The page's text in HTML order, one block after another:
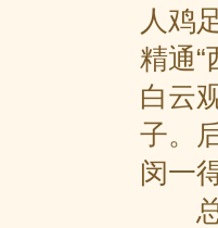
人鸡
精通
白云
子。
闵一
总